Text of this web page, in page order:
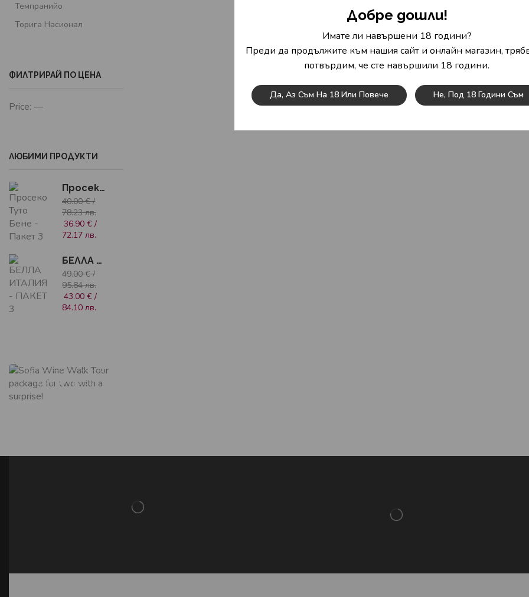
Добре дошли!
Имате ли навършени 18 години?
Преди да продължите към нашия сайт и онлайн магазин,
потвърдим, че сте навършили 18 години.
Да, Аз Съм На 18 Или Повече Не, Под 18 Години Съм
Темпранийо
Торига Насионал
ФИЛТРИРАЙ ПО ЦЕНА
Price: —
ЛЮБИМИ ПРОДУКТИ
Просеко Туто Бене - Пакет 3 бутилки
40.00€/
78.23 лв.
36.90 € /
72.17 лв.
БЕЛЛА ИТАЛИЯ - ПАКЕТ 3 БУТИЛКИ
49.00€/
95.84 лв.
43.00 € /
84.10 лв.
Винен Тур За